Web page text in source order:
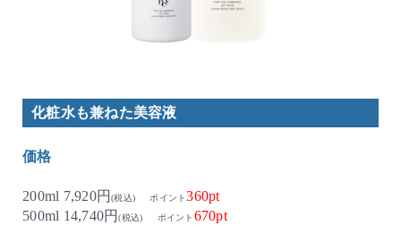
化粧水も兼ねた美容液
価格
200ml 7,920円(税込) ポイント360pt
500ml 14,740円(税込) ポイント 670pt